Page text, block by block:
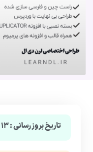
تاریخ بروزرسانی : ۱۳ فروردین ماه ۱۴۰۳